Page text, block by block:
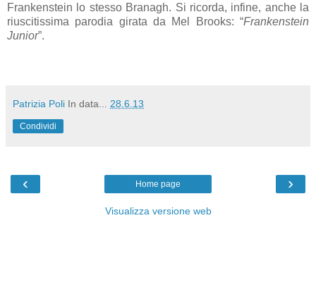
Frankenstein lo stesso Branagh. Si ricorda, infine, anche la
riuscitissima parodia girata da Mel Brooks: “Frankenstein
Junior”.
Patrizia Poli In data... 28.6.13
Condividi
‹ ›
Home page
Visualizza versione web